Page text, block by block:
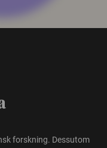
forskning. Dessutom